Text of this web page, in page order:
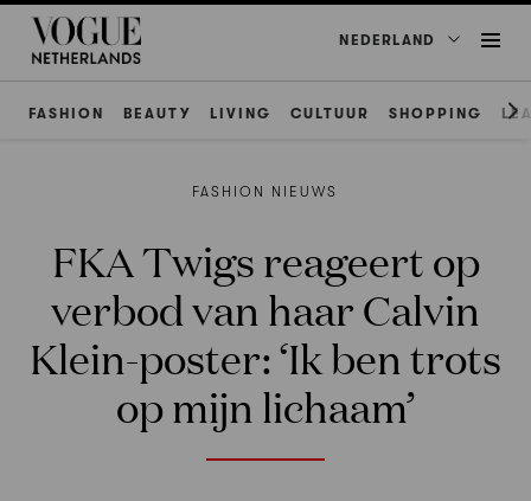
NEDERLAND
FASHION BEAUTY LIVING CULTUUR SHOPPING
FASHION NIEUWS
FKA Twigs reageert op
verbod van haar Calvin
Klein-poster: ‘Ik ben trots
op mijn lichaam’